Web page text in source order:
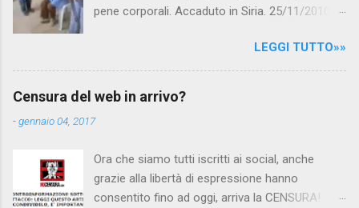
pene corporali. Accaduto in Siria. 25/11/2010
Canale 5 "Forum" si è interessato al caso,
interpellando prontamente l'ambasciata siriana,
per fare luce sulla vicenda: è emerso che il
scuola. LEGGI IL SERVIZIO . staff
nocensura.com Condividi su Facebook
LEGGI TUTTO»»
Censura del web in arrivo?
-gennaio 04, 2017
Ora che siamo tutti iscritti ai social, anche
grazie alla libertà di espressione hanno
consentito fino ad oggi, arriva la CENSURA!